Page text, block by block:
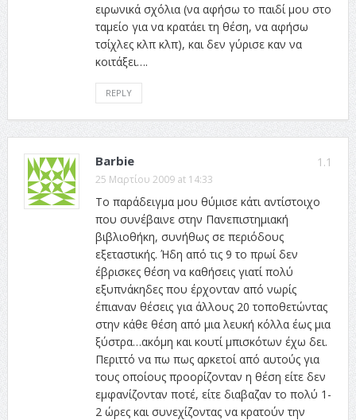
ειρωνικά σχόλια (να αφήσω το παιδί μου στο
ταμείο για να κρατάει τη θέση, να αφήσω
τσίχλες κλπ κλπ), και δεν γύρισε καν να
κοιτάξει….
REPLY
1.1
Barbie
25 Μαρτίου 2009 at 14:33
Το παράδειγμα μου θύμισε κάτι αντίστοιχο
που συνέβαινε στην Πανεπιστημιακή
βιβλιοθήκη, συνήθως σε περιόδους
εξεταστικής. Ήδη από τις 9 το πρωί δεν
έβρισκες θέση να καθήσεις γιατί πολύ
εξυπνάκηδες που έρχονταν από νωρίς
έπιαναν θέσεις για άλλους 20 τοποθετώντας
στην κάθε θέση από μια λευκή κόλλα έως μια
ξύστρα…ακόμη και κουτί μπισκότων έχω δει.
Περιττό να πω πως αρκετοί από αυτούς για
τους οποίους προορίζονταν η θέση είτε δεν
εμφανίζονταν ποτέ, είτε διαβαζαν το πολύ 1-
2 ώρες και συνεχίζοντας να κρατούν την